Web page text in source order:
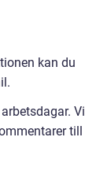
kan du
Vi
till